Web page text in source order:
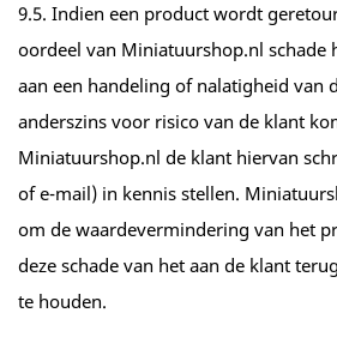
9.5. Indien een product wordt
oordeel van Miniatuurshop.nl schade
aan een handeling of nalatigheid van
anderszins voor risico van de klant
Miniatuurshop.nl de klant hiervan
of e-mail) in kennis stellen.
om de waardevermindering van het
deze schade van het aan de klant
te houden.